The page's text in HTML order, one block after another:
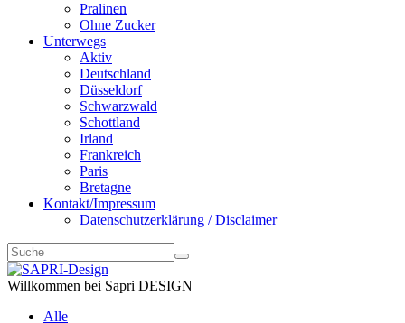
Pralinen
Ohne Zucker
Unterwegs
Aktiv
Deutschland
Düsseldorf
Schwarzwald
Schottland
Irland
Frankreich
Paris
Bretagne
Kontakt/Impressum
Datenschutzerklärung / Disclaimer
Willkommen bei Sapri DESIGN
Alle